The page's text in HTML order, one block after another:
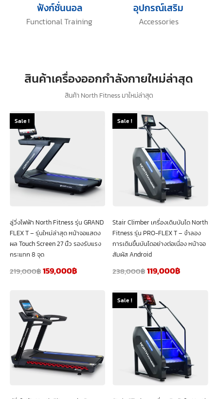
Functional Training
ฟังก์ชั่นนอล
Accessories
อุปกรณ์เสริม
สินค้า North Fitness มาใหม่ล่าสุด
สินค้าเครื่องออกกำลังกายใหม่ล่าสุด
Sale !
ลู่วิ่งไฟฟ้า North Fitness รุ่น GRAND
FLEX T – รุ่นใหม่ล่าสุด หน้าจอแสดง
ผล Touch Screen 27 นิ้ว รองรับแรง
กระแทก 8 จุด
219,000฿159,000฿
Sale !
Stair Climber เครื่องเดินบันได North
Fitness รุ่น PRO-FLEX T – จำลอง
การเดินขึ้นบันไดอย่างต่อเนื่อง หน้าจอ
สัมผัส Android
238,000฿119,000฿
Sale !